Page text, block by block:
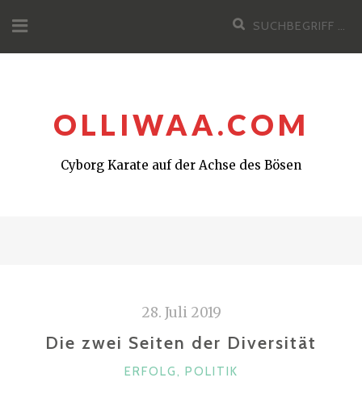
Inhalt
Suchen
nach:
OLLIWAA.COM
Cyborg Karate auf der Achse des Bösen
28. Juli 2019
Die zwei Seiten der Diversität
KATEGORIEN
ERFOLG, POLITIK